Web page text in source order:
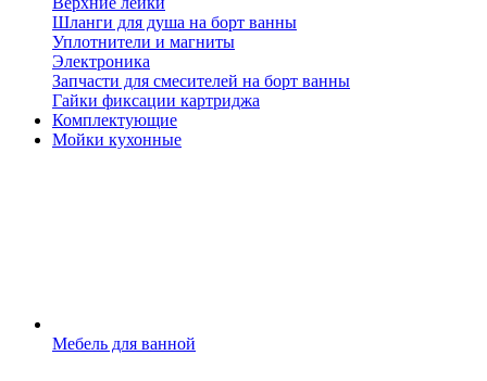
Шланги для душа на борт ванны
Уплотнители и магниты
Электроника
Запчасти для смесителей на борт ванны
Гайки фиксации картриджа
Комплектующие
Мойки кухонные
Мебель для ванной